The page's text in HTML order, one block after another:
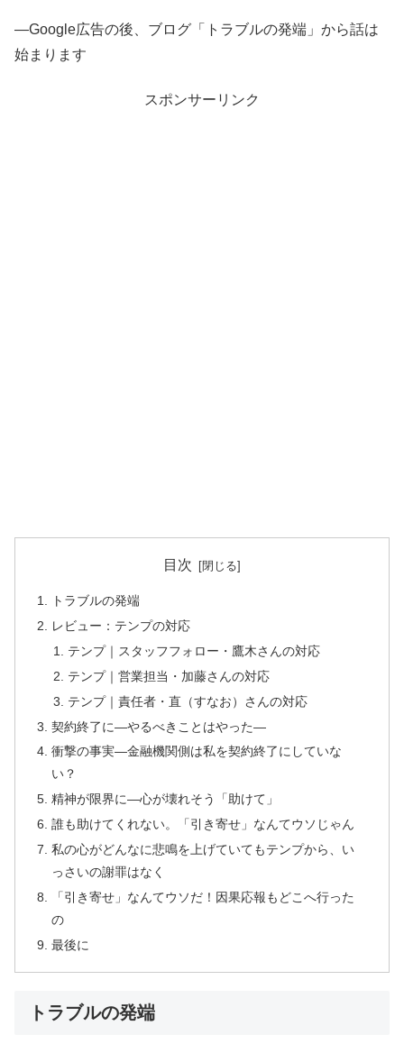
—Google広告の後、ブログ「トラブルの発端」から話は
始まります
スポンサーリンク
目次
トラブルの発端
レビュー：テンプの対応
テンプ｜スタッフフォロー・鷹木さんの対応
テンプ｜営業担当・加藤さんの対応
テンプ｜責任者・直（すなお）さんの対応
契約終了に―やるべきことはやった―
衝撃の事実―金融機関側は私を契約終了にしていな
い？
精神が限界に―心が壊れそう「助けて」
誰も助けてくれない。「引き寄せ」なんてウソじゃん
私の心がどんなに悲鳴を上げていてもテンプから、い
っさいの謝罪はなく
「引き寄せ」なんてウソだ！因果応報もどこへ行った
の
最後に
トラブルの発端